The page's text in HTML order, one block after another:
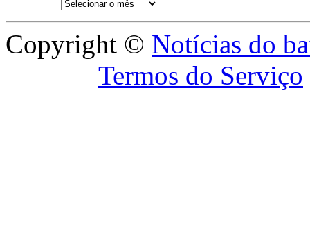
Copyright © Notícias do
Termos do Serviço